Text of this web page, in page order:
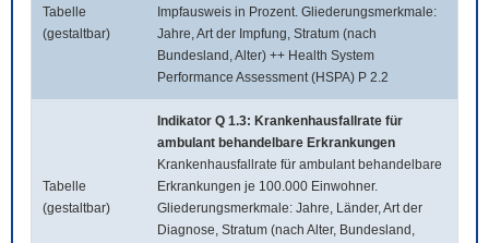
Tabelle
(gestaltbar)
Impfausweis in Prozent. Gliederungsmerkmale:
Jahre, Art der Impfung, Stratum (nach
Bundesland, Alter) ++ Health System
Performance Assessment (HSPA) P 2.2
Tabelle
(gestaltbar)
Indikator Q 1.3: Krankenhausfallrate für
ambulant behandelbare Erkrankungen
Krankenhausfallrate für ambulant behandelbare
Erkrankungen je 100.000 Einwohner.
Gliederungsmerkmale: Jahre, Länder, Art der
Diagnose, Stratum (nach Alter, Bundesland,